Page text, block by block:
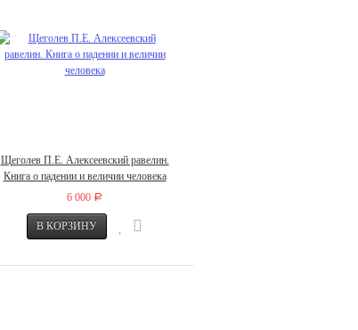
Щеголев П.Е. Алексеевский равелин.
Книга о падении и величии человека
6 000 Р